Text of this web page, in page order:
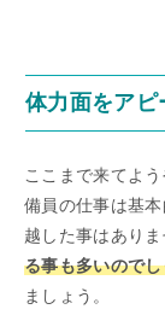
体力面をアピ
ここまで来てよ
備員の仕事は基
越した事はあり
る事も多いので
ましょう。